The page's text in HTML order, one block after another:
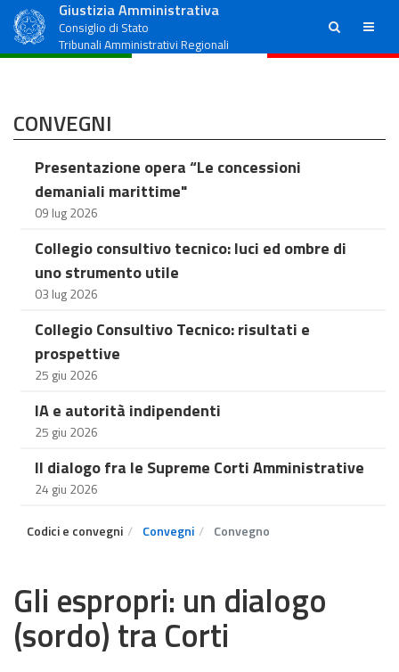
Giustizia Amministrativa
Consiglio di Stato
Tribunali Amministrativi Regionali
ricerca menu
CONVEGNI
Presentazione opera “Le concessioni
demaniali marittime"
09 lug 2026
Collegio consultivo tecnico: luci ed ombre di
uno strumento utile
03 lug 2026
Collegio Consultivo Tecnico: risultati e
prospettive
25 giu 2026
IA e autorità indipendenti
25 giu 2026
Il dialogo fra le Supreme Corti Amministrative
24 giu 2026
Codici e convegni Convegni Convegno
Gli espropri: un dialogo
(sordo) tra Corti